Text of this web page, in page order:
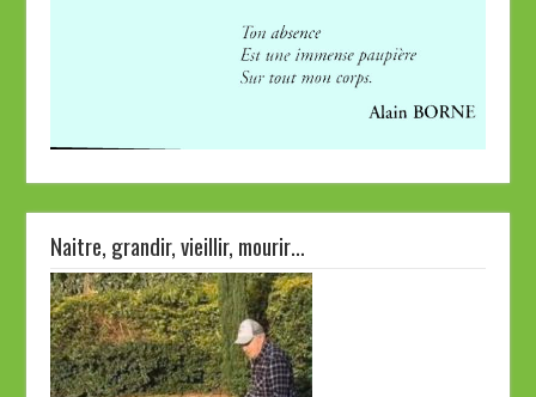
Naitre, grandir, vieillir, mourir…